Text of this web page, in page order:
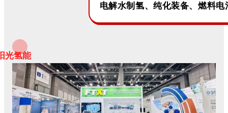
电解水制氢、纯化装备、燃料电
光氢能